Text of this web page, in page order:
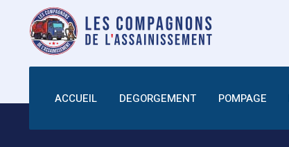
ACCUEIL DEGORGEMENT POMPAGE